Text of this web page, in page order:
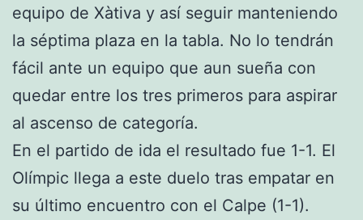
equipo de Xàtiva y así seguir manteniendo
la séptima plaza en la tabla. No lo tendrán
fácil ante un equipo que aun sueña con
quedar entre los tres primeros para aspirar
al ascenso de categoría.
En el partido de ida el resultado fue 1-1. El
Olímpic llega a este duelo tras empatar en
su último encuentro con el Calpe (1-1).